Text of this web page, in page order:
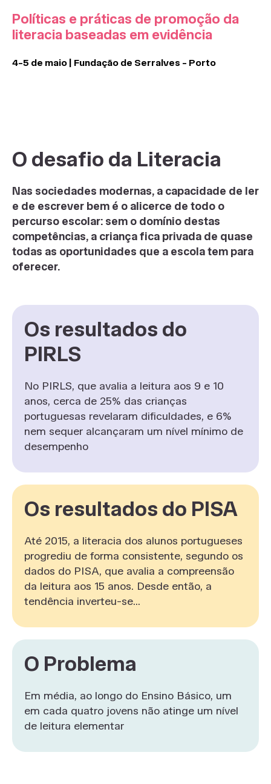
Políticas e práticas de promoção da
literacia baseadas em evidência
4-5 de maio | Fundação de Serralves - Porto
O desafio da Literacia
Nas sociedades modernas, a capacidade de ler
e de escrever bem é o alicerce de todo o
percurso escolar: sem o domínio destas
competências, a criança fica privada de quase
todas as oportunidades que a escola tem para
oferecer.
Os resultados do
PIRLS
No PIRLS, que avalia a leitura aos 9 e 10
anos, cerca de 25% das crianças
portuguesas revelaram dificuldades, e 6%
nem sequer alcançaram um nível mínimo de
desempenho
Os resultados do PISA
Até 2015, a literacia dos alunos portugueses
progrediu de forma consistente, segundo os
dados do PISA, que avalia a compreensão
da leitura aos 15 anos. Desde então, a
tendência inverteu-se...
O Problema
Em média, ao longo do Ensino Básico, um
em cada quatro jovens não atinge um nível
de leitura elementar